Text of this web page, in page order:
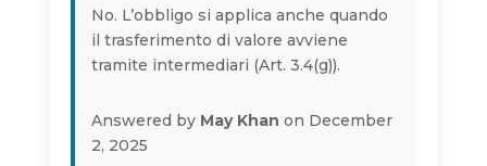
No. L’obbligo si applica anche quando
il trasferimento di valore avviene
tramite intermediari (Art. 3.4(g)).
Answered by May Khan on December
2, 2025